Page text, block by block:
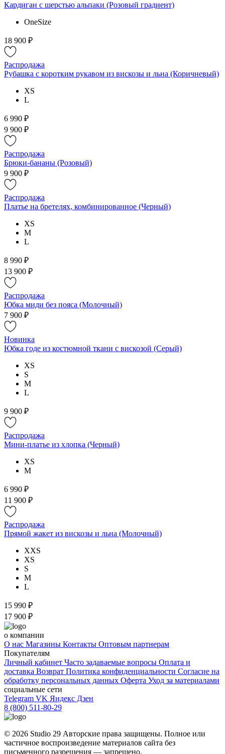
Кардиган с шерстью альпаки (Розовый градиент)
OneSize
18 900 ₽
Распродажа
Рубашка с коротким рукавом из вискозы и льна (Коричневый)
XS
L
6 990 ₽
9 900 ₽
Распродажа
Брюки-бананы (Розовый)
9 900 ₽
Распродажа
Платье на бретелях, комбинированное (Черный)
XS
M
L
8 990 ₽
13 900 ₽
Распродажа
Юбка миди без пояса (Молочный)
7 900 ₽
Новинка
Юбка годе из костюмной ткани с вискозой (Серый)
XS
S
M
L
9 900 ₽
Распродажа
Мини-платье из хлопка (Черный)
XS
M
6 990 ₽
11 900 ₽
Распродажа
Прямой жакет из вискозы и льна (Молочный)
XXS
XS
S
M
L
15 990 ₽
17 900 ₽
о компании
О нас Магазины Контакты Оптовым партнерам
Покупателям
Личный кабинет Часто задаваемые вопросы Оплата и
доставка Возврат Политика конфиденциальности Согласие на
обработку персональных данных Оферта Уход за материалами
социальные сети
Telegram VK Яндекс Дзен
8 (800) 511-80-29
© 2026 Studio 29 Авторские права защищены. Полное или
частичное воспроизведение материалов cайта без
письменного разрешения — запрещено.